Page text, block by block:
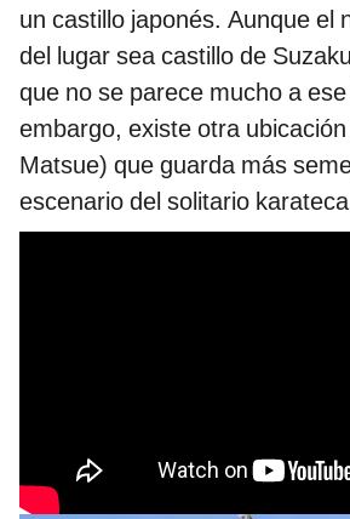
un castillo japonés. Aunque el
del lugar sea castillo de
que no se parece mucho a
embargo, existe otra
Matsue) que guarda más
escenario del solitario